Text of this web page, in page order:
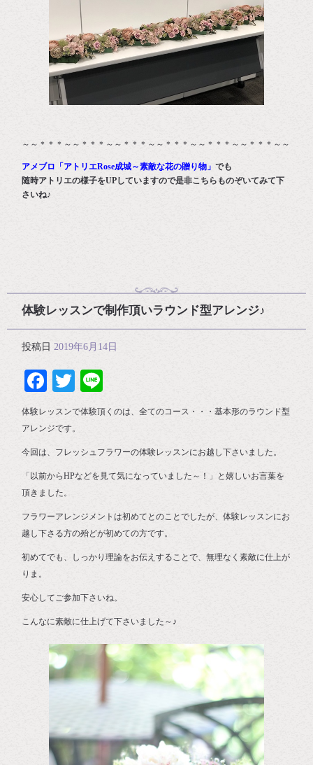
～～＊＊＊～～＊＊＊～～＊＊＊～～＊＊＊～～＊＊＊～～＊＊＊～～
アメブロ「アトリエRose成城～素敵な花の贈り物」でも
随時アトリエの様子をUPしていますので是非こちらものぞいてみて下
さいね♪
体験レッスンで制作頂いラウンド型アレンジ♪
投稿日 2019年6月14日
Facebook
Twitter
体験レッスンで体験頂くのは、全てのコース・・・基本形のラウンド型
アレンジです。
今回は、フレッシュフラワーの体験レッスンにお越し下さいました。
「以前からHPなどを見て気になっていました～！」と嬉しいお言葉を
頂きました。
フラワーアレンジメントは初めてとのことでしたが、体験レッスンにお
越し下さる方の殆どが初めての方です。
初めてでも、しっかり理論をお伝えすることで、無理なく素敵に仕上が
りま。
安心してご参加下さいね。
こんなに素敵に仕上げて下さいました～♪